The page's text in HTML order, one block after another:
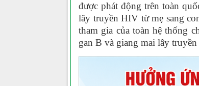
được phát động trên toàn
lây truyền HIV từ mẹ sang
tham gia của toàn hệ thống
gan B và giang mai lây